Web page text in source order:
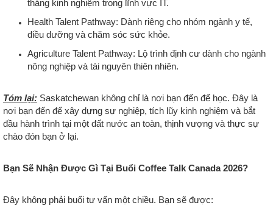
tháng kinh nghiệm trong lĩnh vực IT.
Health Talent Pathway: Dành riêng cho nhóm ngành y tế,
điều dưỡng và chăm sóc sức khỏe.
Agriculture Talent Pathway: Lộ trình định cư dành cho ngành
nông nghiệp và tài nguyên thiên nhiên.
Tóm lại: Saskatchewan không chỉ là nơi bạn đến để học. Đây là
nơi bạn đến để xây dựng sự nghiệp, tích lũy kinh nghiệm và bắt
đầu hành trình tại một đất nước an toàn, thịnh vượng và thực sự
chào đón bạn ở lại.
Bạn Sẽ Nhận Được Gì Tại Buổi Coffee Talk Canada 2026?
Đây không phải buổi tư vấn một chiều. Bạn sẽ được: